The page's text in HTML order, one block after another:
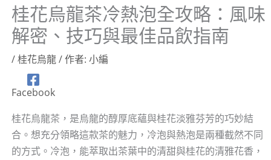
桂花烏龍茶冷熱泡全攻略：風味
解密、技巧與最佳品飲指南
/桂花烏龍/ 作者: 小編
Facebook
桂花烏龍茶，是烏龍的醇厚底蘊與桂花淡雅芬芳的巧妙結
合。想充分領略這款茶的魅力，冷泡與熱泡是兩種截然不同
的方式。冷泡，能萃取出茶葉中的清甜與桂花的清雅花香，